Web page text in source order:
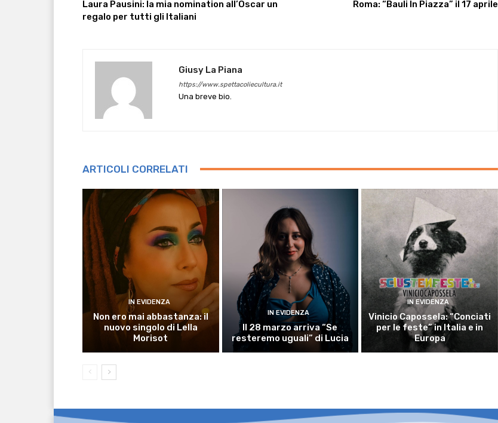
Laura Pausini: la mia nomination all’Oscar un
regalo per tutti gli Italiani
Roma: “Bauli In Piazza” il 17 aprile
Giusy La Piana
https://www.spettacoliecultura.it
Una breve bio.
ARTICOLI CORRELATI
IN EVIDENZA
Non ero mai abbastanza: il
nuovo singolo di Lella
Morisot
IN EVIDENZA
Il 28 marzo arriva “Se
resteremo uguali” di Lucia
IN EVIDENZA
Vinicio Capossela: “Conciati
per le feste” in Italia e in
Europa